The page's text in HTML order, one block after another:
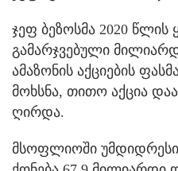
ჯეფ ბეზოსმა 2020
გამარჯვებული
ამაზონის აქციების
მოხსნა, თითო აქცია
ღირდა.
მსოფლიოში უმდიდრესი